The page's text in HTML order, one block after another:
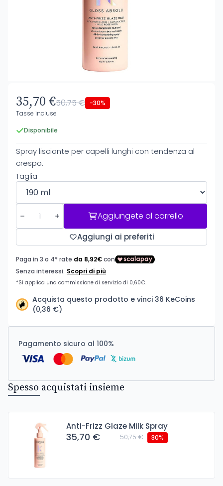
35,70 €50,75 € -30%
Tasse incluse
Disponibile
Spray lisciante per capelli lunghi con tendenza al
crespo.
Taglia
Aggiungete al carrello
Aggiungi ai preferiti
Acquista questo prodotto e vinci 36 KeCoins
(0,36 €)
Pagamento sicuro al 100%
Spesso acquistati insieme
Anti-Frizz Glaze Milk Spray
35,70 € 50,75 € 30%